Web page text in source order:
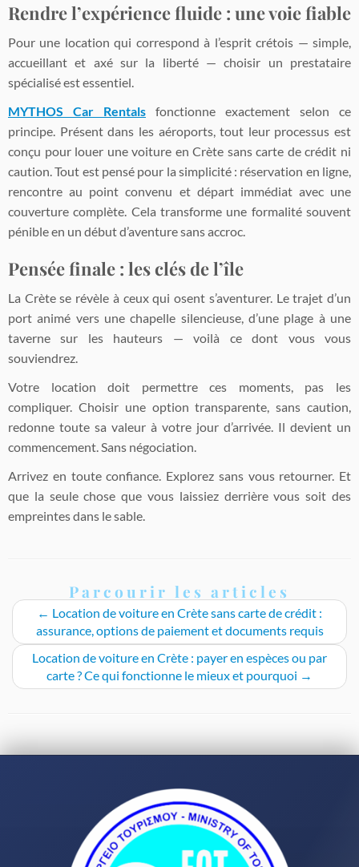
Rendre l’expérience fluide : une voie fiable
Pour une location qui correspond à l’esprit crétois — simple,
accueillant et axé sur la liberté — choisir un prestataire
spécialisé est essentiel.
MYTHOS Car Rentals fonctionne exactement selon ce
principe. Présent dans les aéroports, tout leur processus est
conçu pour louer une voiture en Crète sans carte de crédit ni
caution. Tout est pensé pour la simplicité : réservation en ligne,
rencontre au point convenu et départ immédiat avec une
couverture complète. Cela transforme une formalité souvent
pénible en un début d’aventure sans accroc.
Pensée finale : les clés de l’île
La Crète se révèle à ceux qui osent s’aventurer. Le trajet d’un
port animé vers une chapelle silencieuse, d’une plage à une
taverne sur les hauteurs — voilà ce dont vous vous
souviendrez.
Votre location doit permettre ces moments, pas les
compliquer. Choisir une option transparente, sans caution,
redonne toute sa valeur à votre jour d’arrivée. Il devient un
commencement. Sans négociation.
Arrivez en toute confiance. Explorez sans vous retourner. Et
que la seule chose que vous laissiez derrière vous soit des
empreintes dans le sable.
Parcourir les articles
← Location de voiture en Crète sans carte de crédit :
assurance, options de paiement et documents requis
Location de voiture en Crète : payer en espèces ou par
carte ? Ce qui fonctionne le mieux et pourquoi →